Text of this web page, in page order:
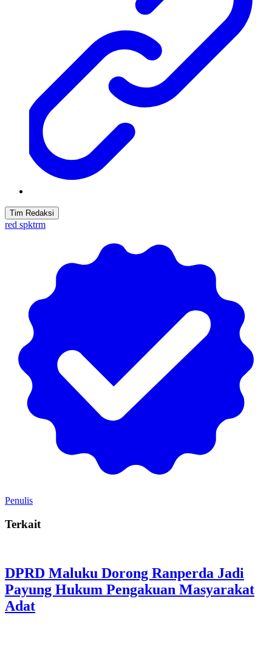
Tim Redaksi
red spktrm
Penulis
Terkait
DPRD Maluku Dorong Ranperda Jadi
Payung Hukum Pengakuan Masyarakat
Adat